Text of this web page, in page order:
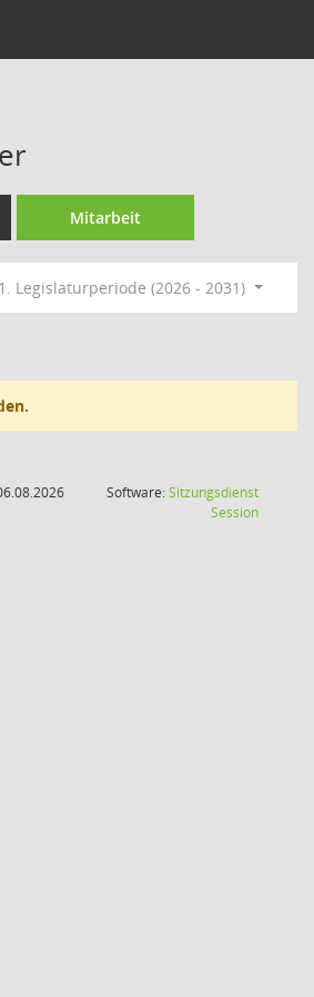
Mitarbeit
Legislaturperiode (2026 - 2031)
Software:Sitzungsdienst
Session(Wird in